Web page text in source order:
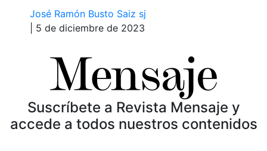
José Ramón Busto Saiz sj
| 5 de diciembre de 2023
Suscríbete a Revista Mensaje y
accede a todos nuestros contenidos